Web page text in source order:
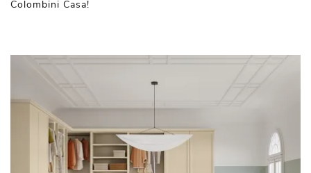
Colombini Casa!